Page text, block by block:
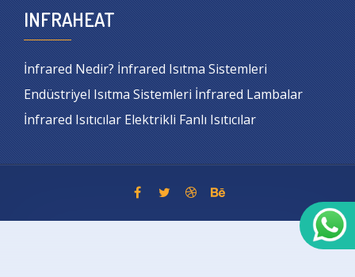
INFRAHEAT
İnfrared Nedir? İnfrared Isıtma Sistemleri
Endüstriyel Isıtma Sistemleri İnfrared Lambalar
İnfrared Isıtıcılar Elektrikli Fanlı Isıtıcılar